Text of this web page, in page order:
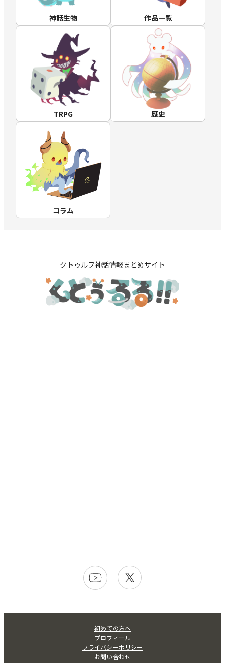
神話生物 作品一覧
TRPG 歴史
コラム
クトゥルフ神話情報まとめサイト
初めての方へ
プロフィール
プライバシーポリシー
お問い合わせ